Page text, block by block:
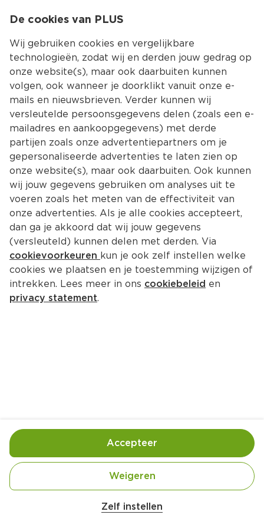
Kies jouw
Ingrediënten Bereiding
De cookies van PLUS
Wij gebruiken cookies en vergelijkbare
technologieën, zodat wij en derden jouw gedrag op
onze website(s), maar ook daarbuiten kunnen
volgen, ook wanneer je doorklikt vanuit onze e-
mails en nieuwsbrieven. Verder kunnen wij
versleutelde persoonsgegevens delen (zoals een e-
mailadres en aankoopgegevens) met derde
partijen zoals onze advertentiepartners om je
gepersonaliseerde advertenties te laten zien op
onze website(s), maar ook daarbuiten. Ook kunnen
wij jouw gegevens gebruiken om analyses uit te
voeren zoals het meten van de effectiviteit van
onze advertenties. Als je alle cookies accepteert,
dan ga je akkoord dat wij jouw gegevens
(versleuteld) kunnen delen met derden. Via
cookievoorkeuren kun je ook zelf instellen welke
cookies we plaatsen en je toestemming wijzigen of
intrekken. Lees meer in ons cookiebeleid en
privacy statement.
Zelf instellen
Weigeren
Accepteer